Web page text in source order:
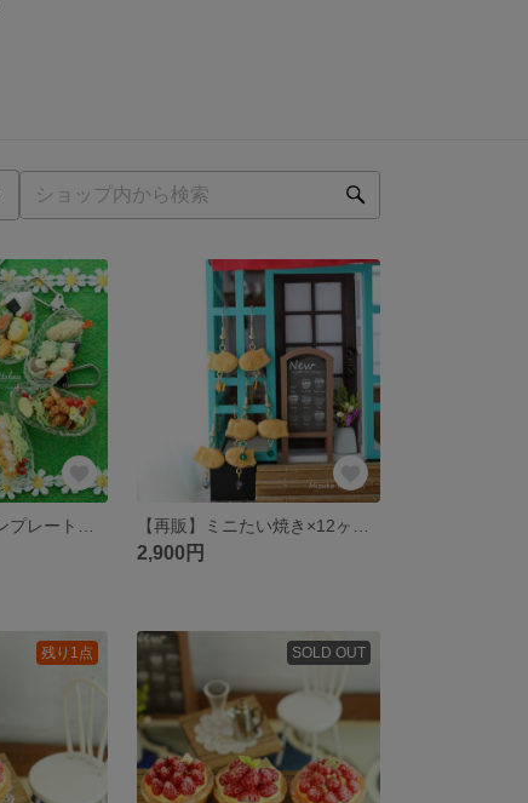
2,900円
残り1点 SOLD OUT